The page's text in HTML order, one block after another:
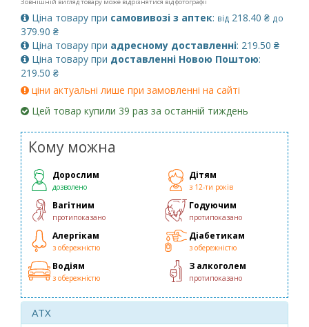
Ціна товару при самовивозі з аптек: від 218.40 ₴ до
379.90 ₴
Ціна товару при адресному доставленні: 219.50 ₴
Ціна товару при доставленні Новою Поштою:
219.50 ₴
ціни актуальні лише при замовленні на сайті
Цей товар купили 39 раз за останній тиждень
Кому можна
Дорослим
дозволено
Дітям
з 12-ти років
Вагітним
протипоказано
Годуючим
протипоказано
Алергікам
з обережністю
Діабетикам
з обережністю
Водіям
з обережністю
З алкоголем
протипоказано
ATX